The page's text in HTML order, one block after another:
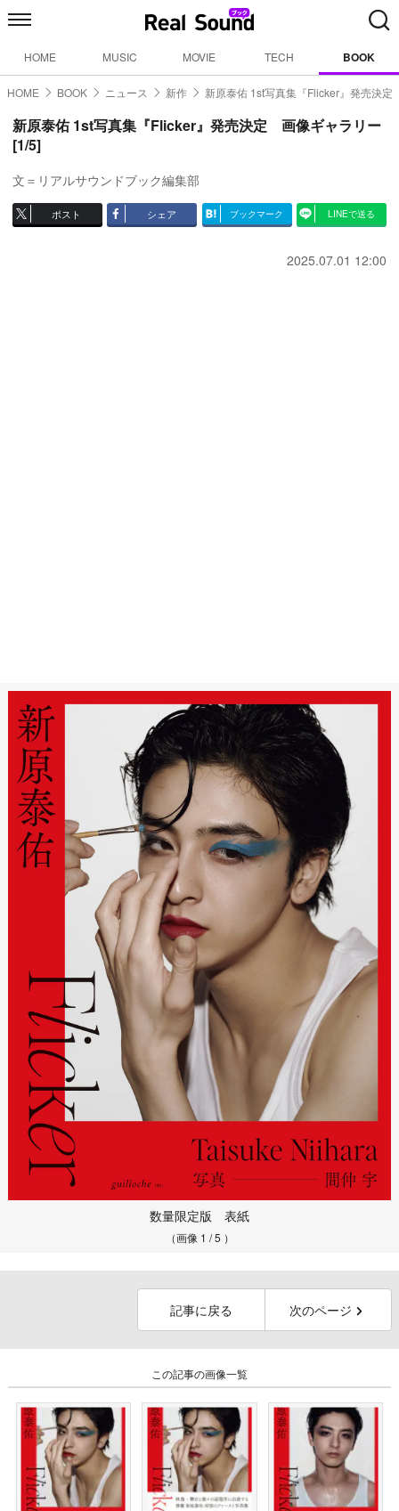
HOME MUSIC MOVIE TECH BOOK
HOME BOOK ニュース 新作 新原泰佑 1st写真集『Flicker』発売決定
新原泰佑 1st写真集『Flicker』発売決定 画像ギャラリー
[1/5]
文＝リアルサウンドブック編集部
ポスト シェア ブックマーク LINEで送る
2025.07.01 12:00
数量限定版 表紙
（画像 1 / 5 ）
記事に戻る 次のページ
この記事の画像一覧